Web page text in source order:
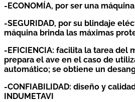
-ECONOMÍA, por ser una
-SEGURIDAD, por su blindaje
máquina brinda las máximas
-EFICIENCIA: facilita la tarea del
prepara el ave en el caso de
automático; se obtiene un
-CONFIABILIDAD: diseño y
INDUMETAVI